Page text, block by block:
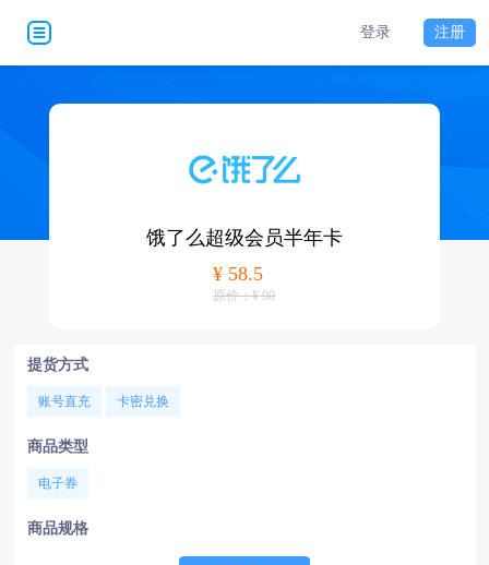
登录 注册
饿了么超级会员半年卡
¥ 58.5
原价：¥ 90
提货方式
账号直充 卡密兑换
商品类型
电子券
商品规格